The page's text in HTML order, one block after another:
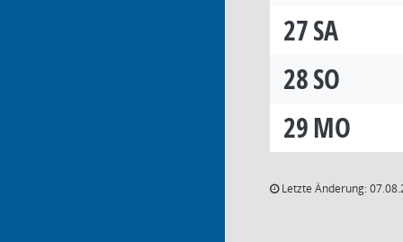
27SA
28SO
29MO
Letzte Änderung: